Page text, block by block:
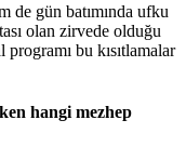
de gün batımında ufku
olan zirvede olduğu
bu kısıtlamalar
hangi mezhep